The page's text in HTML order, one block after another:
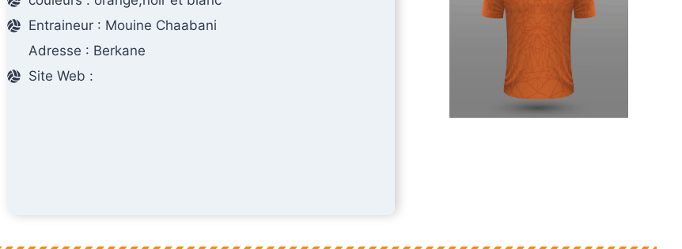
Entraineur : Mouine Chaabani
Adresse : Berkane
Site Web :